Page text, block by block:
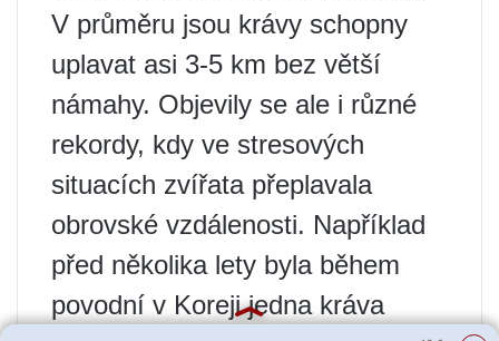
V průměru jsou krávy schopny
uplavat asi 3-5 km bez větší
námahy. Objevily se ale i různé
rekordy, kdy ve stresových
situacích zvířata přeplavala
obrovské vzdálenosti. Například
před několika lety byla během
povodní v Koreji jedna kráva